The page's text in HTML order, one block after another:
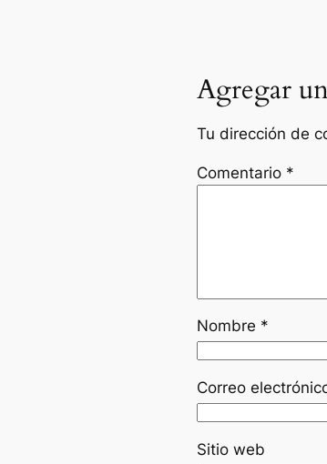
Agregar
Tu dirección de
Comentario *
Nombre *
Correo
Sitio web